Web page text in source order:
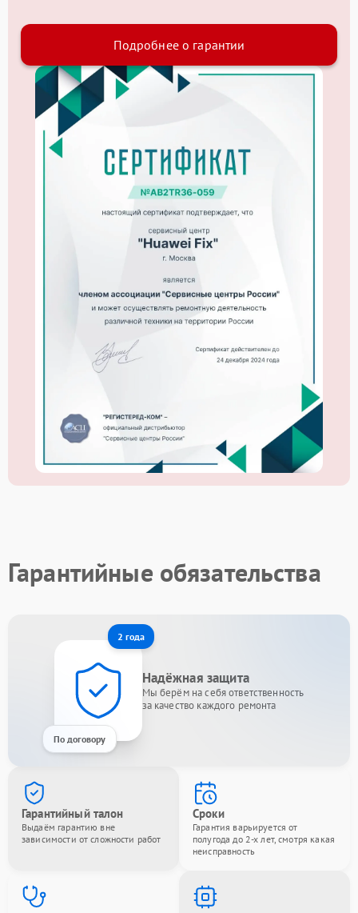
Подробнее о гарантии
Гарантийные обязательства
2 года
По договору
Надёжная защита
Мы берём на себя ответственность
за качество каждого ремонта
Гарантийный талон
Выдаём гарантию вне
зависимости от сложности работ
Сроки
Гарантия варьируется от
полугода до 2-х лет, смотря какая
неисправность